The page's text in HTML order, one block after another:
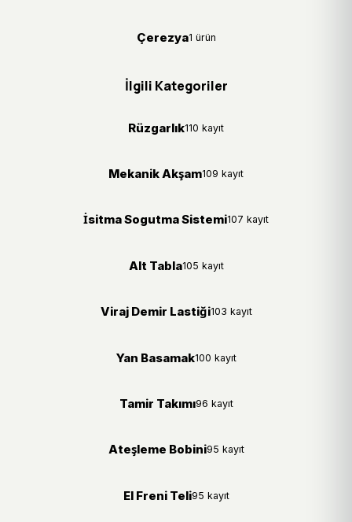
Çerezya1 ürün
İlgili Kategoriler
Rüzgarlık110 kayıt
Mekanik Akşam109 kayıt
İsitma Sogutma Sistemi107 kayıt
Alt Tabla105 kayıt
Viraj Demir Lastiği103 kayıt
Yan Basamak100 kayıt
Tamir Takımı96 kayıt
Ateşleme Bobini95 kayıt
El Freni Teli95 kayıt